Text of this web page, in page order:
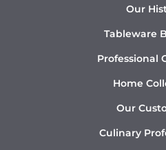
Our
Tableware
Professional
Home
Our
Culinary